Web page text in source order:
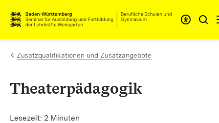
Zum Inhalt springen
Link zur Startseite
Zusatzqualifikationen und Zusatzangebote
Theaterpädagogik
Lesezeit: 2 Minuten